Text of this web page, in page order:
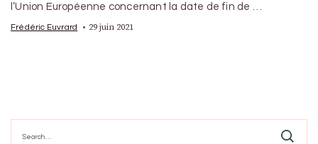
l’Union Européenne concernant la date de fin de …
Frédéric Euvrard 29 juin 2021
for: